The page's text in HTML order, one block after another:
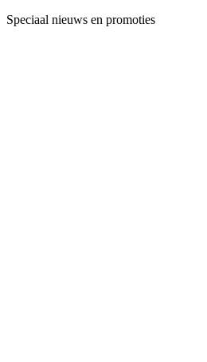
Speciaal nieuws en promoties